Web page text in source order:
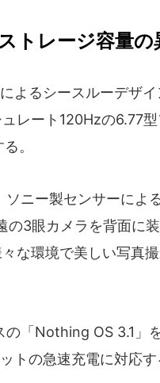
トレージ容量
よるシースルーデザ
レート120Hzの6.77
。
ニー製センサーによ
3眼カメラを背面に
な環境で美しい写真
「Nothing OS 3.1」
トの急速充電に対応す